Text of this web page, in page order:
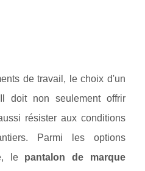
de travail, le choix d'un
doit non seulement offrir
résister aux conditions
Parmi les options
le pantalon de marque